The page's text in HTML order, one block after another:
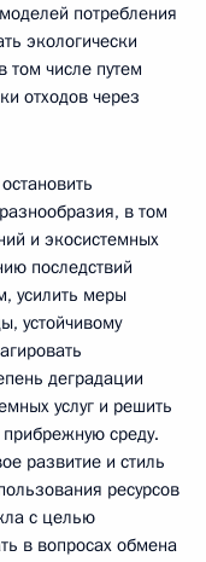
потребления
экологически
числе путем
отходов через
в том
и экосистемных
последствий
усилить меры
устойчивому
деградации
услуг и решить
среду.
развитие и стиль
ресурсов
с целью
в вопросах обмена